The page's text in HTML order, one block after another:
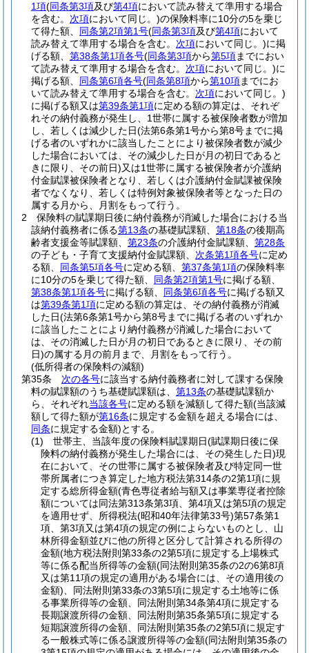
1項(同条第3項及び第4項において読み替えて準用する場合
を含む。 次項において同じ。)の保険料率に10分の5を乗じ
て得た額、 同条第2項第1号(同条第3項及び第4項において
読み替えて準用する場合を含む。 次項において同じ。)に掲
げる額、 第38条第1項各号(同条第3項から第5項までにおい
て読み替えて準用する場合を含む。 次項において同じ。)に
掲げる額、 同条第6項各号(同条第8項から第10項までにお
いて読み替えて準用する場合を含む。 次項において同じ。)
に掲げる額又は第39条第1項に定める額の算定は、それぞ
れその納付義務が発生し、1世帯に属する被保険者数が増加
し、若しくは減少した日(法第6条第1号から第8号までに掲
げる者のいずれかに該当したことにより被保険者数が減少
した場合においては、その減少した日が月の初日であると
きに限り、その前日)又は1世帯に属する被保険者が介護納
付金賦課被保険者となり、若しくは介護納付金賦課被保険
者でなくなり、若しくは特例対象被保険者等となった日の
属する月から、月割をもって行う。
2
保険料の賦課期日後に納付義務が消滅した場合における当
該納付義務者に係る第13条の基礎賦課額、 第18条の後期高
齢者支援金等賦課額、 第23条の介護納付金賦課額、 第28条
の子ども・子育て支援納付金賦課額、 次条第1項各号に定め
る額、 同条第5項各号に定める額、 第37条第1項の保険料率
に10分の5を乗じて得た額、 同条第2項第1号に掲げる額、
第38条第1項各号に掲げる額、 同条第6項各号に掲げる額又
は第39条第1項に定める額の算定は、その納付義務が消滅
した日(法第6条第1号から第8号までに掲げる者のいずれか
に該当したことにより納付義務が消滅した場合において
は、その消滅した日が月の初日であるときに限り、その前
日)の属する月の前月まで、月割をもって行う。
(低所得者の保険料の減額)
第35条
次の各号に該当する納付義務者に対して課する保険
料の賦課額のうち基礎賦課額は、 第13条の基礎賦課額か
ら、それぞれ当該各号に定める額を減額して得た額(当該減
額して得た額が第16条に規定する金額を超える場合には、
同条に規定する金額)とする。
(1)
世帯主、当該年度の保険料賦課期日(賦課期日後に保
険料の納付義務が発生した場合には、その発生した日)現
在において、その世帯に属する被保険者及び特定同一世
帯所属者につき算定した地方税法第314条の2第1項に規
定する総所得金額(青色専従者給与額又は事業専従者控除
額については同法第313条第3項、第4項又は第5項の規定
を適用せず、所得税法(昭和40年法律第33号)第57条第1
項、第3項又は第4項の規定の例によらないものとし、山
林所得金額並びに他の所得と区分して計算される所得の
金額(地方税法附則第33条の2第5項に規定する上場株式
等に係る配当所得等の金額(同法附則第35条の2の6第8項
又は第11項の規定の適用がある場合には、その適用後の
金額) 、同法附則第33条の3第5項に規定する土地等に係
る事業所得等の金額、同法附則第34条第4項に規定する
長期譲渡所得の金額、同法附則第35条第5項に規定する
短期譲渡所得の金額、同法附則第35条の2第5項に規定す
る一般株式等に係る譲渡所得等の金額(同法附則第35条の